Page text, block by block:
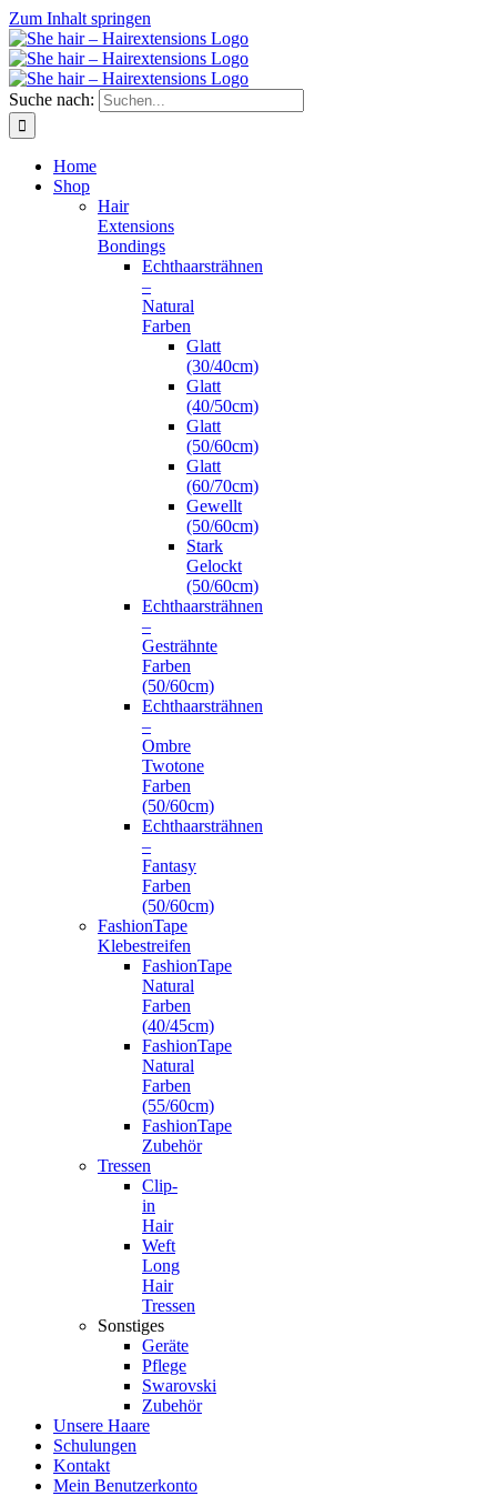
Zum Inhalt springen
Suche nach:
Home
Shop
Hair
Extensions
Bondings
Echthaarsträhnen
–
Natural
Farben
Glatt
(30/40cm)
Glatt
(40/50cm)
Glatt
(50/60cm)
Glatt
(60/70cm)
Gewellt
(50/60cm)
Stark
Gelockt
(50/60cm)
Echthaarsträhnen
–
Gesträhnte
Farben
(50/60cm)
Echthaarsträhnen
–
Ombre
Twotone
Farben
(50/60cm)
Echthaarsträhnen
–
Fantasy
Farben
(50/60cm)
FashionTape
Klebestreifen
FashionTape
Natural
Farben
(40/45cm)
FashionTape
Natural
Farben
(55/60cm)
FashionTape
Zubehör
Tressen
Clip-
in
Hair
Weft
Long
Hair
Tressen
Sonstiges
Geräte
Pflege
Swarovski
Zubehör
Unsere Haare
Schulungen
Kontakt
Mein Benutzerkonto